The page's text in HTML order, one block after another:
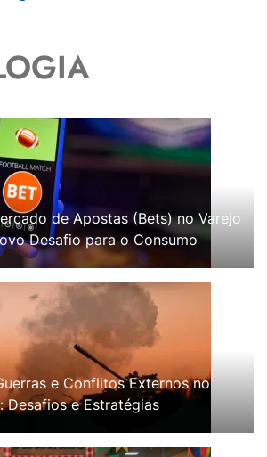
de Apostas (Bets) no Varejo
Desafio para o Consumo
e Conflitos Externos no
Desafios e Estratégias